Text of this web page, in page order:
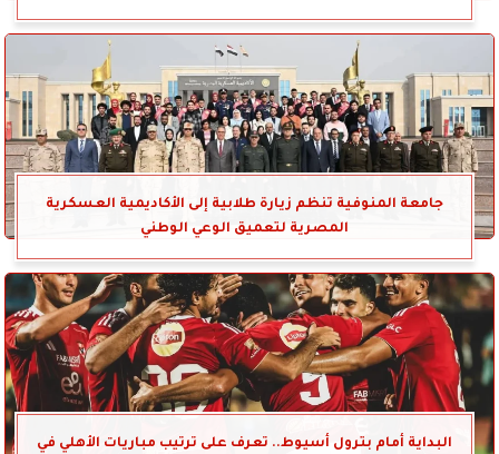
جامعة المنوفية تنظم زيارة طلابية إلى الأكاديمية العسكرية
المصرية لتعميق الوعي الوطني
البداية أمام بترول أسيوط.. تعرف على ترتيب مباريات الأهلي في